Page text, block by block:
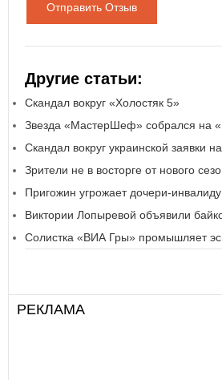
Отправить Отзыв
Другие статьи:
Скандал вокруг «Холостяк 5»
Звезда «МастерШеф» собрался на
Скандал вокруг украинской заявки
Зрители не в восторге от нового
Пригожин угрожает дочери-инвалиду
Виктории Лопыревой объявили
Солистка «ВИА Гры» промышляет
РЕКЛАМА